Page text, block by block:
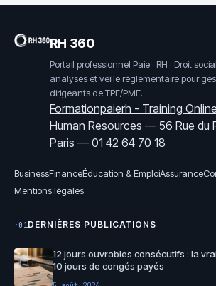
RH 360
Portail professionnel Paie · RH · Droit
analyses et veille réglementaire pour
dirigeants de TPE/PME.
Formationpaierh - Training
Human Resources —56 Rue du
Paris —01 42 64 70 18
BusinessFinanceÉducation & EmploiAssurance
Mentions légales
·01DERNIÈRES PUBLICATIONS
12 jours ouvrables consécutifs : la
10 jours de congés payés